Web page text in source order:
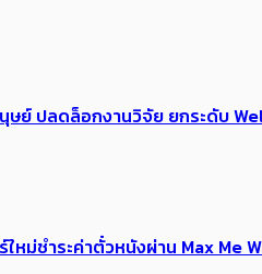
ย์ ปลดล็อกงานวิจัย ยกระดับ
หม่ชำระค่าตั๋วหนังผ่าน Max